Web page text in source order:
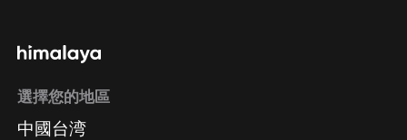
選擇您的地區
中國台湾